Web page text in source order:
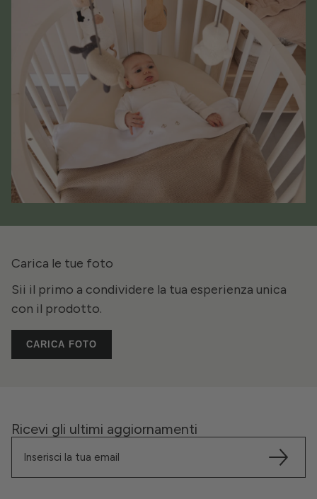
Carica le tue foto
Sii il primo a condividere la tua esperienza unica
con il prodotto.
CARICA FOTO
Ricevi gli ultimi aggiornamenti